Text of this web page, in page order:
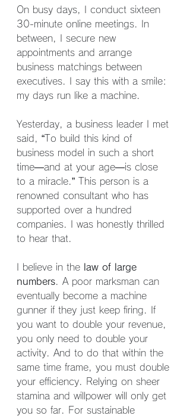
On busy days, I conduct sixteen
30-minute online meetings. In
between, I secure new
appointments and arrange
business matchings between
executives. I say this with a smile:
my days run like a machine.
Yesterday, a business leader I met
said, “To build this kind of
business model in such a short
time—and at your age—is close
to a miracle.” This person is a
renowned consultant who has
supported over a hundred
companies. I was honestly thrilled
to hear that.
I believe in the
law of large
numbers . A poor marksman can
eventually become a machine
gunner if they just keep firing. If
you want to double your revenue,
you only need to double your
activity. And to do that within the
same time frame, you must double
your efficiency. Relying on sheer
stamina and willpower will only get
you so far. For sustainable